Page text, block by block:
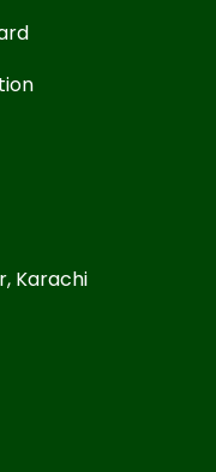
Karachi